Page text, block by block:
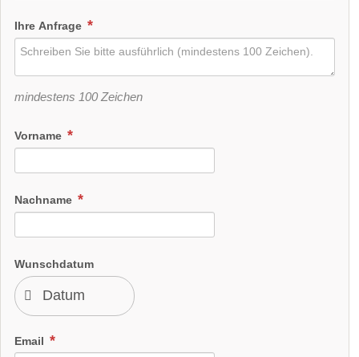
Ihre Anfrage
mindestens 100 Zeichen
Vorname
Nachname
Wunschdatum
Email